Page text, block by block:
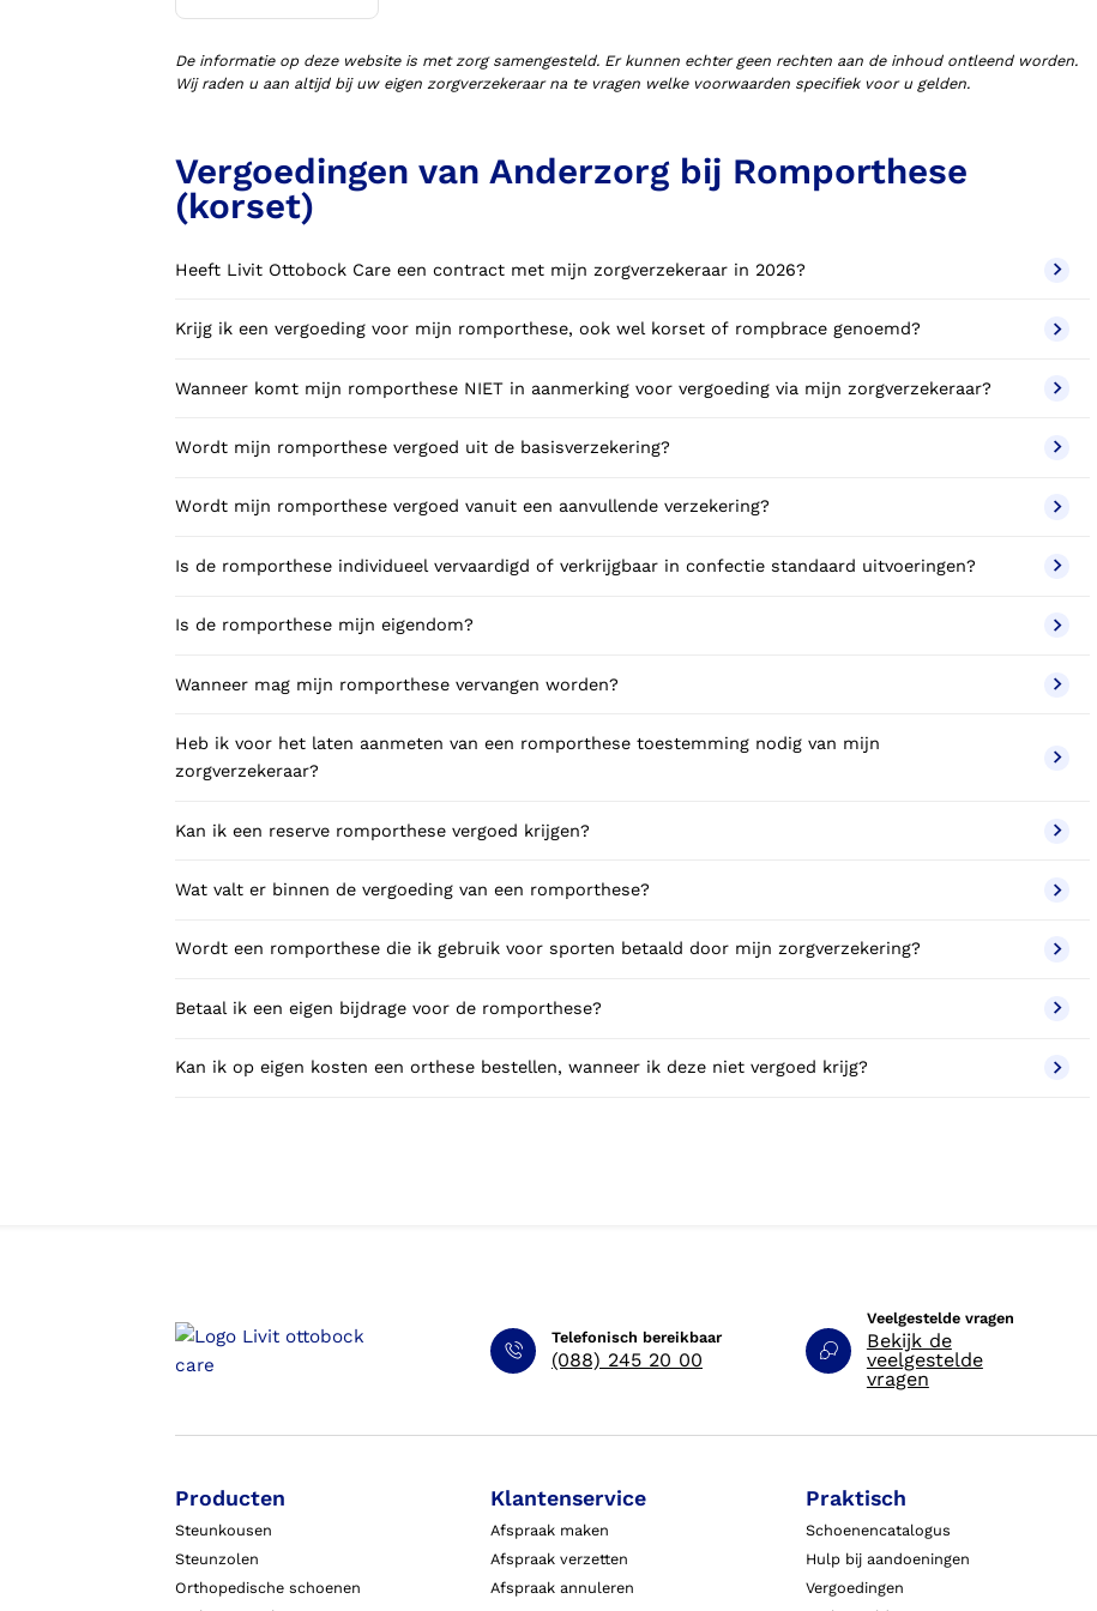
schoenen (VLOS)
De informatie op deze website is met zorg samengesteld. Er kunnen echter geen rechten aan de inhoud ontleend worden.
Wij raden u aan altijd bij uw eigen zorgverzekeraar na te vragen welke voorwaarden specifiek voor u gelden.
Vergoedingen van Anderzorg bij Romporthese
(korset)
Heeft Livit Ottobock Care een contract met mijn zorgverzekeraar in 2026?
Krijg ik een vergoeding voor mijn romporthese, ook wel korset of rompbrace genoemd?
Wanneer komt mijn romporthese NIET in aanmerking voor vergoeding via mijn zorgverzekeraar?
Wordt mijn romporthese vergoed uit de basisverzekering?
Wordt mijn romporthese vergoed vanuit een aanvullende verzekering?
Is de romporthese individueel vervaardigd of verkrijgbaar in confectie standaard uitvoeringen?
Is de romporthese mijn eigendom?
Wanneer mag mijn romporthese vervangen worden?
Heb ik voor het laten aanmeten van een romporthese toestemming nodig van mijn
zorgverzekeraar?
Kan ik een reserve romporthese vergoed krijgen?
Wat valt er binnen de vergoeding van een romporthese?
Wordt een romporthese die ik gebruik voor sporten betaald door mijn zorgverzekering?
Betaal ik een eigen bijdrage voor de romporthese?
Kan ik op eigen kosten een orthese bestellen, wanneer ik deze niet vergoed krijg?
Telefonisch bereikbaar
(088) 245 20 00
Veelgestelde vragen
Bekijk de
veelgestelde
vragen
Producten
Steunkousen
Steunzolen
Orthopedische schoenen
Klantenservice
Afspraak maken
Afspraak verzetten
Afspraak annuleren
Praktisch
Schoenencatalogus
Hulp bij aandoeningen
Vergoedingen